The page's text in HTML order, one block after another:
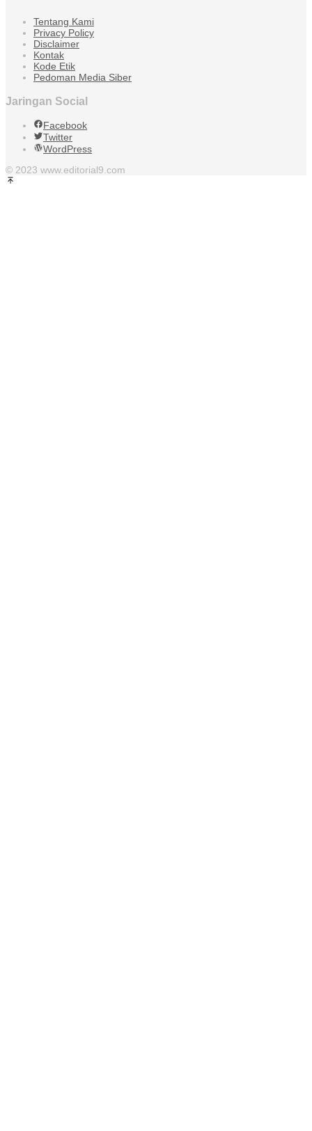
Tentang Kami
Privacy Policy
Disclaimer
Kontak
Kode Etik
Pedoman Media Siber
Jaringan Social
Facebook
Twitter
WordPress
© 2023 www.editorial9.com